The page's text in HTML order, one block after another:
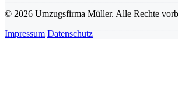
© 2026 Umzugsfirma Müller. Alle Rechte
Impressum Datenschutz